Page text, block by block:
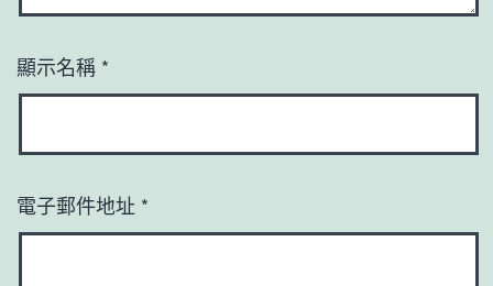
顯示名稱 *
電子郵件地址 *